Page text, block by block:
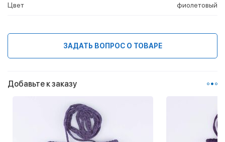
Цвет фиолетовый
ЗАДАТЬ ВОПРОС О ТОВАРЕ
Добавьте к заказу